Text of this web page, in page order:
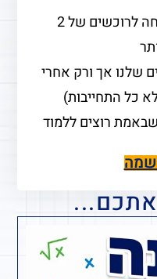
קיימת הנחת אחים או הנחה לרוכשים של 2
שלנו אך ורק אחרי
כל התחייבות)
רוצים ללמוד
אתכם...